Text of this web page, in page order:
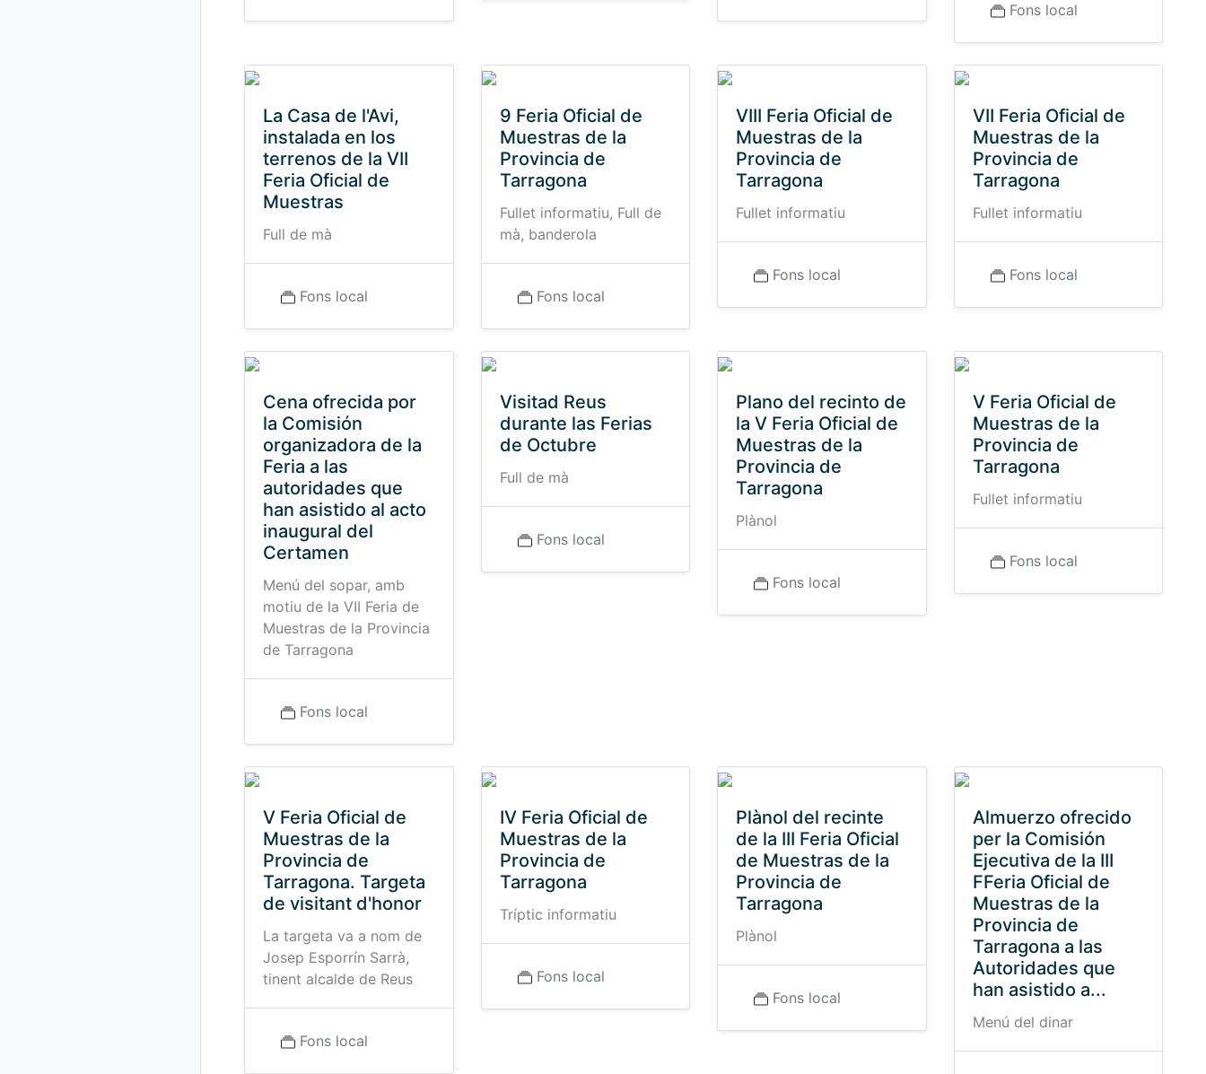
Fons local
La Casa de l'Avi,
instalada en los
terrenos de la VII
Feria Oficial de
Muestras
Full de mà
Fons local
9 Feria Oficial de
Muestras de la
Provincia de
Tarragona
Fullet informatiu, Full de
mà, banderola
Fons local
VIII Feria Oficial de
Muestras de la
Provincia de
Tarragona
Fullet informatiu
Fons local
VII Feria Oficial de
Muestras de la
Provincia de
Tarragona
Fullet informatiu
Fons local
Cena ofrecida por
la Comisión
organizadora de la
Feria a las
autoridades que
han asistido al acto
inaugural del
Certamen
Menú del sopar, amb
motiu de la VII Feria de
Muestras de la Provincia
de Tarragona
Fons local
Visitad Reus
durante las Ferias
de Octubre
Full de mà
Fons local
Plano del recinto de
la V Feria Oficial de
Muestras de la
Provincia de
Tarragona
Plànol
Fons local
V Feria Oficial de
Muestras de la
Provincia de
Tarragona
Fullet informatiu
Fons local
V Feria Oficial de
Muestras de la
Provincia de
Tarragona. Targeta
de visitant d'honor
La targeta va a nom de
Josep Esporrín Sarrà,
tinent alcalde de Reus
Fons local
IV Feria Oficial de
Muestras de la
Provincia de
Tarragona
Tríptic informatiu
Fons local
Plànol del recinte
de la III Feria Oficial
de Muestras de la
Provincia de
Tarragona
Plànol
Fons local
Almuerzo ofrecido
per la Comisión
Ejecutiva de la III
FFeria Oficial de
Muestras de la
Provincia de
Tarragona a las
Autoridades que
han asistido a...
Menú del dinar